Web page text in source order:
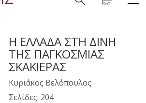
Η ΕΛΛΑΔΑ ΣΤΗ ΔΙΝΗ
ΤΗΣ ΠΑΓΚΟΣΜΙΑΣ
ΣΚΑΚΙΕΡΑΣ
Κυριάκος Βελόπουλος
Σελίδες: 204